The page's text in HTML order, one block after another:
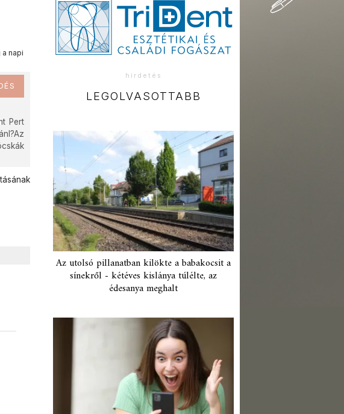
a napi
Pert
hirdetés
LEGOLVASOTTABB
Az utolsó pillanatban kilökte a babakocsit a
sínekről - kétéves kislánya túlélte, az
édesanya meghalt